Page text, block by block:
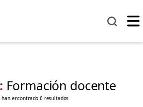
Formación docente
han encontrado 6 resultados